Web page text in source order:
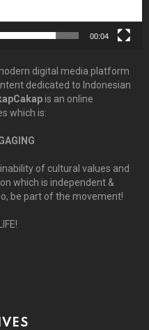
00:04
digital media platform
dedicated to Indonesian
is an online
which is:
of cultural values and
which is independent &
be part of the movement!